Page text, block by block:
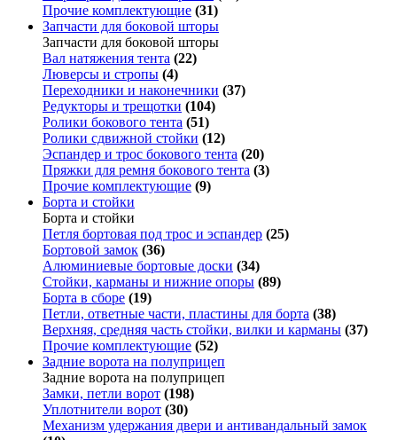
Прочие комплектующие (31)
Запчасти для боковой шторы
Запчасти для боковой шторы
Вал натяжения тента (22)
Люверсы и стропы (4)
Переходники и наконечники (37)
Редукторы и трещотки (104)
Ролики бокового тента (51)
Ролики сдвижной стойки (12)
Эспандер и трос бокового тента (20)
Пряжки для ремня бокового тента (3)
Прочие комплектующие (9)
Борта и стойки
Борта и стойки
Петля бортовая под трос и эспандер (25)
Бортовой замок (36)
Алюминиевые бортовые доски (34)
Стойки, карманы и нижние опоры (89)
Борта в сборе (19)
Петли, ответные части, пластины для борта (38)
Верхняя, средняя часть стойки, вилки и карманы (37)
Прочие комплектующие (52)
Задние ворота на полуприцеп
Задние ворота на полуприцеп
Замки, петли ворот (198)
Уплотнители ворот (30)
Механизм удержания двери и антивандальный замок